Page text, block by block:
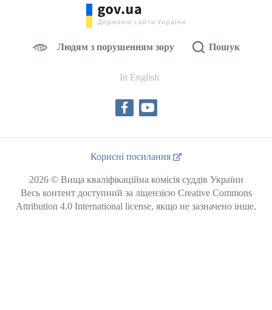
Людям з порушенням зору Пошук
In English
Корисні посилання
2026 © Вища кваліфікаційна комісія суддів України
Весь контент доступний за ліцензією Creative Commons
Attribution 4.0 International license, якщо не зазначено інше.